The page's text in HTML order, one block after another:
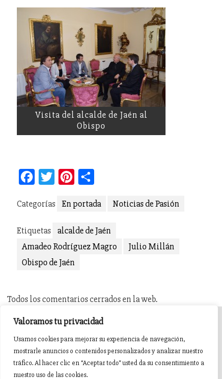
Valoramos tu privacidad
Usamos cookies para mejorar su experiencia de navegación,
mostrarle anuncios o contenidos personalizados y analizar nuestro
tráfico. Al hacer clic en “Aceptar todo” usted da su consentimiento a
nuestro uso de las cookies.
Visita del alcalde de Jaén al
Obispo
Facebook
TwitterPinterest
Categorías En portada Noticias de Pasión
Etiquetas
alcalde de Jaén
Amadeo Rodríguez Magro
Julio Millán
Obispo de Jaén
Todos los comentarios cerrados en la web.
INICIO AGENDA
NOTICIAS DE PASIÓN
NOTICIAS DE GLORIA
BREVES COFRADES BANDAS